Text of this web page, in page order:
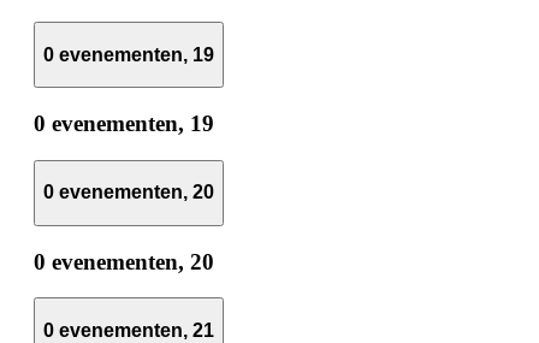
0 evenementen, 19
0 evenementen, 19
0 evenementen, 20
0 evenementen, 20
0 evenementen, 21